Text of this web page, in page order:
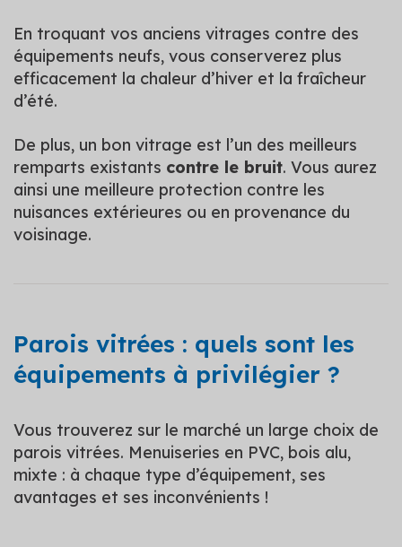
En troquant vos anciens vitrages contre des
équipements neufs, vous conserverez plus
efficacement la chaleur d’hiver et la fraîcheur
d’été.
De plus, un bon vitrage est l’un des meilleurs
remparts existants contre le bruit. Vous aurez
ainsi une meilleure protection contre les
nuisances extérieures ou en provenance du
voisinage.
Parois vitrées : quels sont les
équipements à privilégier ?
Vous trouverez sur le marché un large choix de
parois vitrées. Menuiseries en PVC, bois alu,
mixte : à chaque type d’équipement, ses
avantages et ses inconvénients !